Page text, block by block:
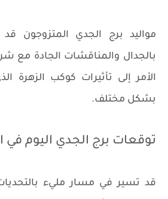
مواليد برج الجدي المتزوجون
بالجدال والمناقشات الجادة مع
الأمر إلى تأثيرات كوكب الزهرة
بشكل مختلف.
توقعات برج الجدي اليوم في
قد تسير في مسار مليء